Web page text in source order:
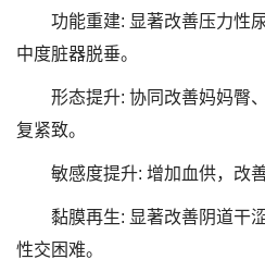
功能重建: 显著改善压力性
中度脏器脱垂。
形态提升: 协同改善妈妈臀
复紧致。
敏感度提升: 增加血供，改
黏膜再生: 显著改善阴道干
性交困难。